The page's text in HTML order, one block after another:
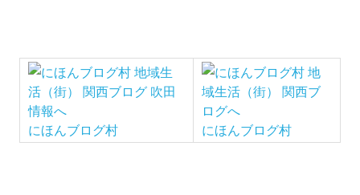
にほんブログ村 にほんブログ村